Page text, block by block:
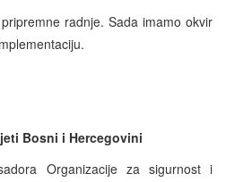
radnje. Sada imamo okvir
Bosni i Hercegovini
Organizacije za sigurnost i